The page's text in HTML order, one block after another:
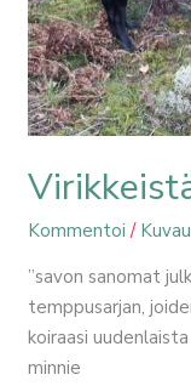
Kommentoi /
”savon sanomat
temppusarjan,
koiraasi
minnie